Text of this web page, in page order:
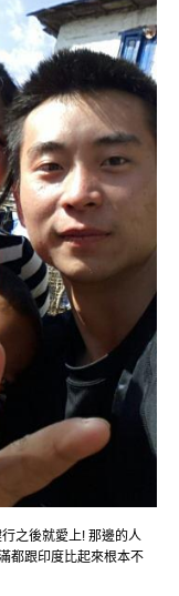
之後就愛上! 那邊的人
都跟印度比起來根本不